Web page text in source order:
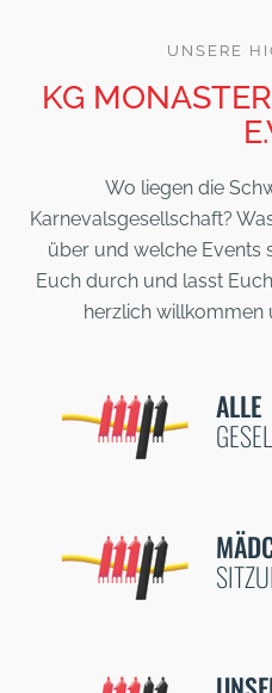
UNSERE
KG
Wo liegen die
Karnevalsgesellschaft?
über und welche Events
Euch durch und lasst
herzlich willkommen
ALLE